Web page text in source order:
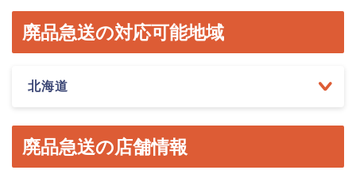
廃品急送の対応可能地域
北海道
廃品急送の店舗情報